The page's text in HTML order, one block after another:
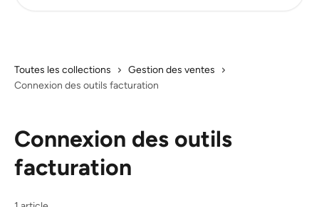
Toutes les collections
Gestion des ventes
Connexion des outils facturation
Connexion des outils
facturation